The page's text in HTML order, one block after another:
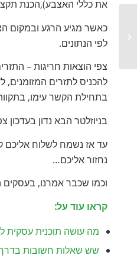
את כללי האצבע),הכנת
כאשר מגיע הרגע ובמקום
לפי הנתונים.
צפי הוצאות חריגות –
להכניס לתזרים
בתחילת הקשר עימו,
בניוזלטר הבא נדון
נחזור אליכם…
וכמו שכבר אמרנו, בעסקים
קראו עוד על:
מה עושה תוכנית עסקית
שש שאלות חשובות
תזרים המזומנים בעסק – האם אתה
אותו או הוא אותך?...